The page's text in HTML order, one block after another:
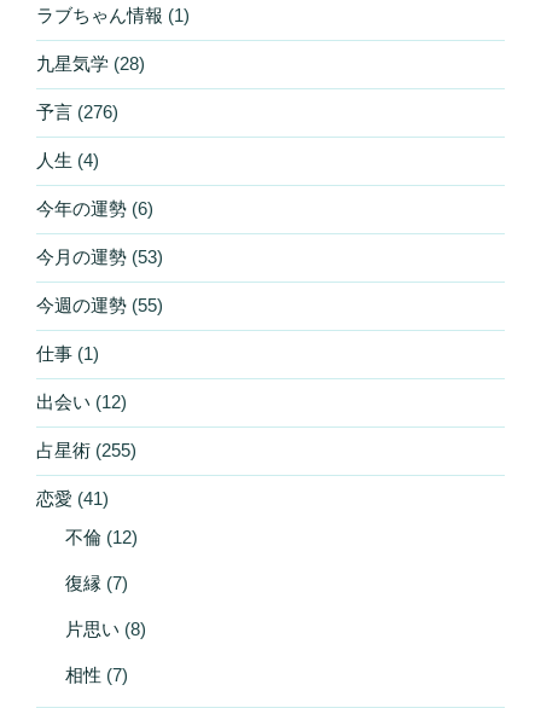
ラブちゃん情報 (1)
九星気学 (28)
予言 (276)
人生 (4)
今年の運勢 (6)
今月の運勢 (53)
今週の運勢 (55)
仕事 (1)
出会い (12)
占星術 (255)
恋愛 (41)
不倫 (12)
復縁 (7)
片思い (8)
相性 (7)